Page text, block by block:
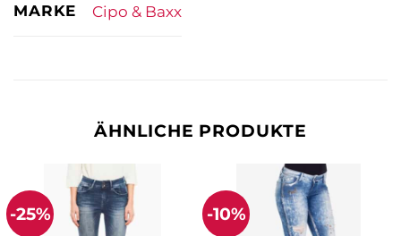
MARKE Cipo & Baxx
ÄHNLICHE PRODUKTE
-25% -10%